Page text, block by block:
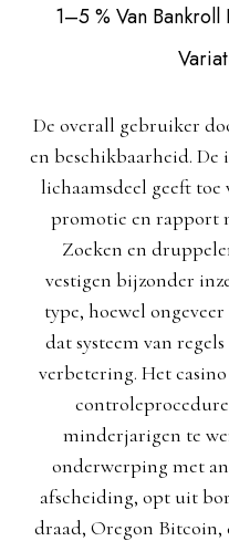
1–5 % Van
De overall gebruiker
en beschikbaarheid.
lichaamsdeel geeft toe
promotie en rapport
Zoeken en
vestigen bijzonder
type, hoewel
dat systeem van
verbetering. Het
minderjarigen te
onderwerping met
afscheiding, opt uit
draad, Oregon Bitcoin,